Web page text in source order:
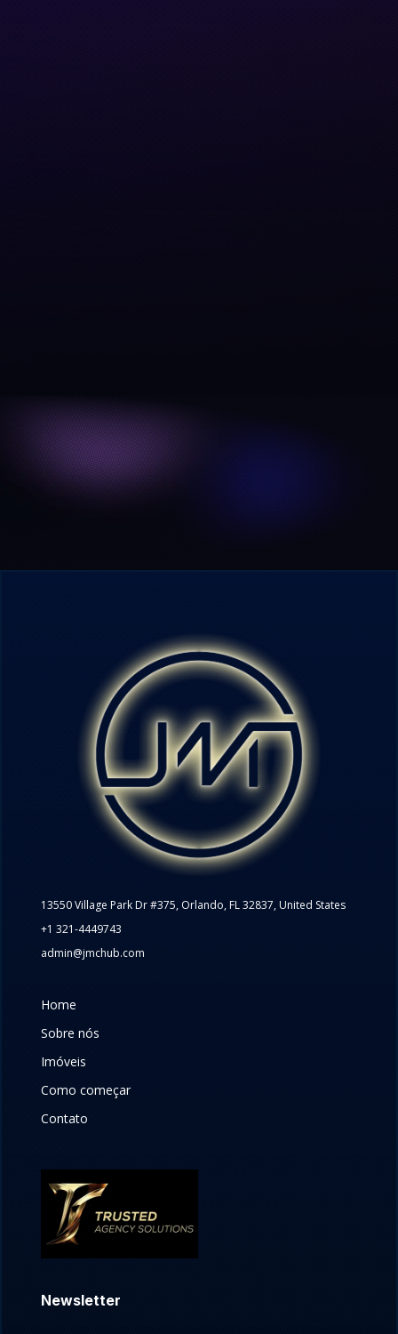
13550 Village Park Dr #375, Orlando, FL 32837, United States
+1 321-4449743
admin@jmchub.com
Home
Sobre nós
Imóveis
Como começar
Contato
Newsletter